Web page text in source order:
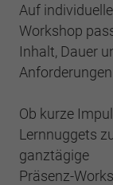
Auf
Workshop
Inhalt, Dauer
Ob kurze
Lernnuggets
ganztägige
Präsenz-